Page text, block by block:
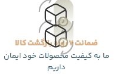
ضمانت 7 روزه بازگشت کالا
ما به کیفیت محصولات خود ایمان
داریم